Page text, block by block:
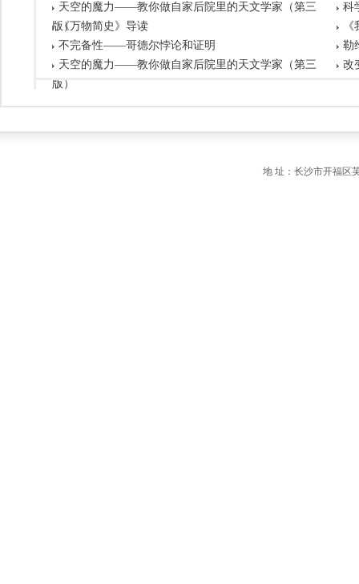
天空的魔力——教你做自家后院里的天文学家（第三
版）
科
《万物简史》导读
不完备性——哥德尔悖论和证明
勒
天空的魔力——教你做自家后院里的天文学家（第三
版）
改
地 址：长沙市开福区